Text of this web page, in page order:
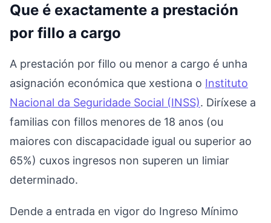
Que é exactamente a prestación
por fillo a cargo
A prestación por fillo ou menor a cargo é unha
asignación económica que xestiona o Instituto
Nacional da Seguridade Social (INSS). Diríxese a
familias con fillos menores de 18 anos (ou
maiores con discapacidade igual ou superior ao
65%) cuxos ingresos non superen un limiar
determinado.
Dende a entrada en vigor do Ingreso Mínimo